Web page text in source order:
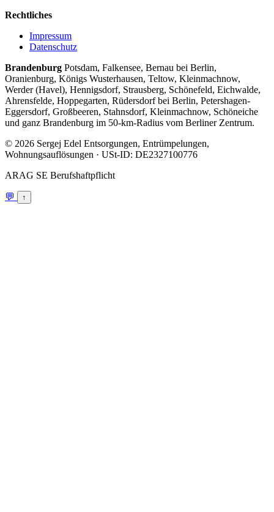
Rechtliches
Impressum
Datenschutz
Brandenburg Potsdam, Falkensee, Bernau bei Berlin,
Oranienburg, Königs Wusterhausen, Teltow, Kleinmachnow,
Werder (Havel), Hennigsdorf, Strausberg, Schönefeld, Eichwalde,
Ahrensfelde, Hoppegarten, Rüdersdorf bei Berlin, Petershagen-
Eggersdorf, Großbeeren, Stahnsdorf, Kleinmachnow, Schöneiche
und ganz Brandenburg im 50-km-Radius vom Berliner Zentrum.
© 2026 Sergej Edel Entsorgungen, Entrümpelungen,
Wohnungsauflösungen · USt-ID: DE2327100776
ARAG SE Berufshaftpflicht
💬 ↑